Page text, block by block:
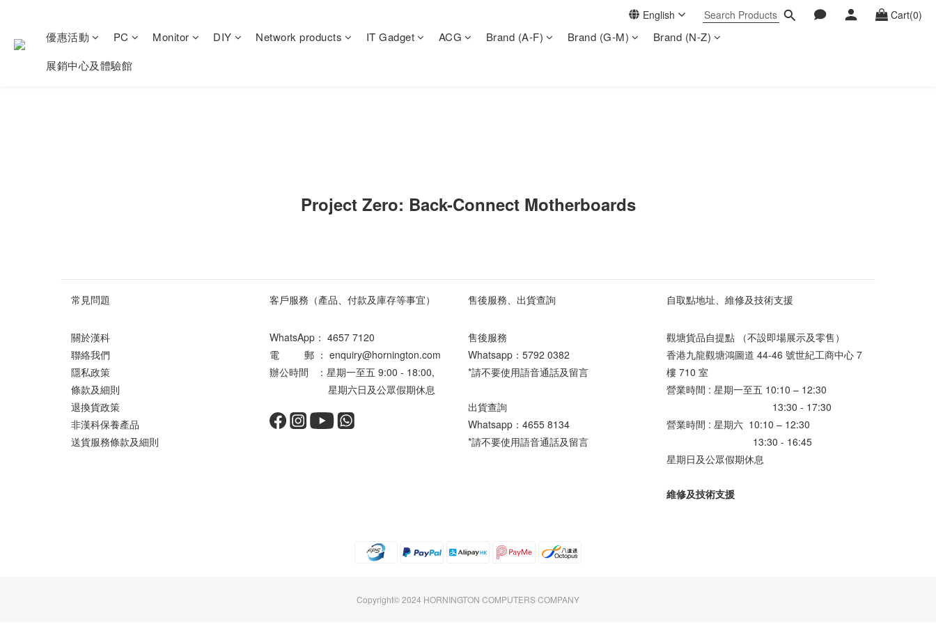
English Cart(0)
優惠活動 PC Monitor DIY Network products IT Gadget ACG Brand (A-F) Brand (G-M)
Brand (N-Z)
展銷中心及體驗館
Project Zero: Back-Connect Motherboards
常見問題
關於漢科
聯絡我們
隱私政策
條款及細則
退換貨政策
非漢科保養產品
送貨服務條款及細則
客戶服務（產品、付款及庫存等事宜）
WhatsApp： 4657 7120
電 郵 ： enquiry@hornington.com
辦公時間 ：星期一至五 9:00 - 18:00,
星期六日及公眾假期休息
售後服務、出貨查詢
售後服務
Whatsapp： 5792 0382
*請不要使用語音通話及留言
出貨查詢
Whatsapp： 4655 8134
*請不要使用語音通話及留言
自取點地址、維修及技術支援
觀塘貨品自提點 （不設即場展示及零售）
香港九龍觀塘鴻圖道 44-46 號世紀工商中心 7
樓 710 室
營業時間 : 星期一至五 10:10 – 12:30
13:30 - 17:30
營業時間 : 星期六 10:10 – 12:30
13:30 - 16:45
星期日及公眾假期休息
維修及技術支援
Copyright© 2024 HORNINGTON COMPUTERS COMPANY